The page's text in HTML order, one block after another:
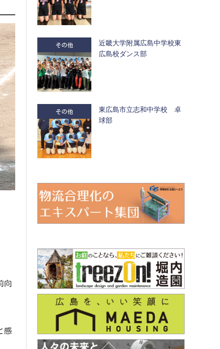
向
感
その他
近畿大学附属広島中学校東
広島校ダンス部
その他
東広島市立志和中学校 卓
球部